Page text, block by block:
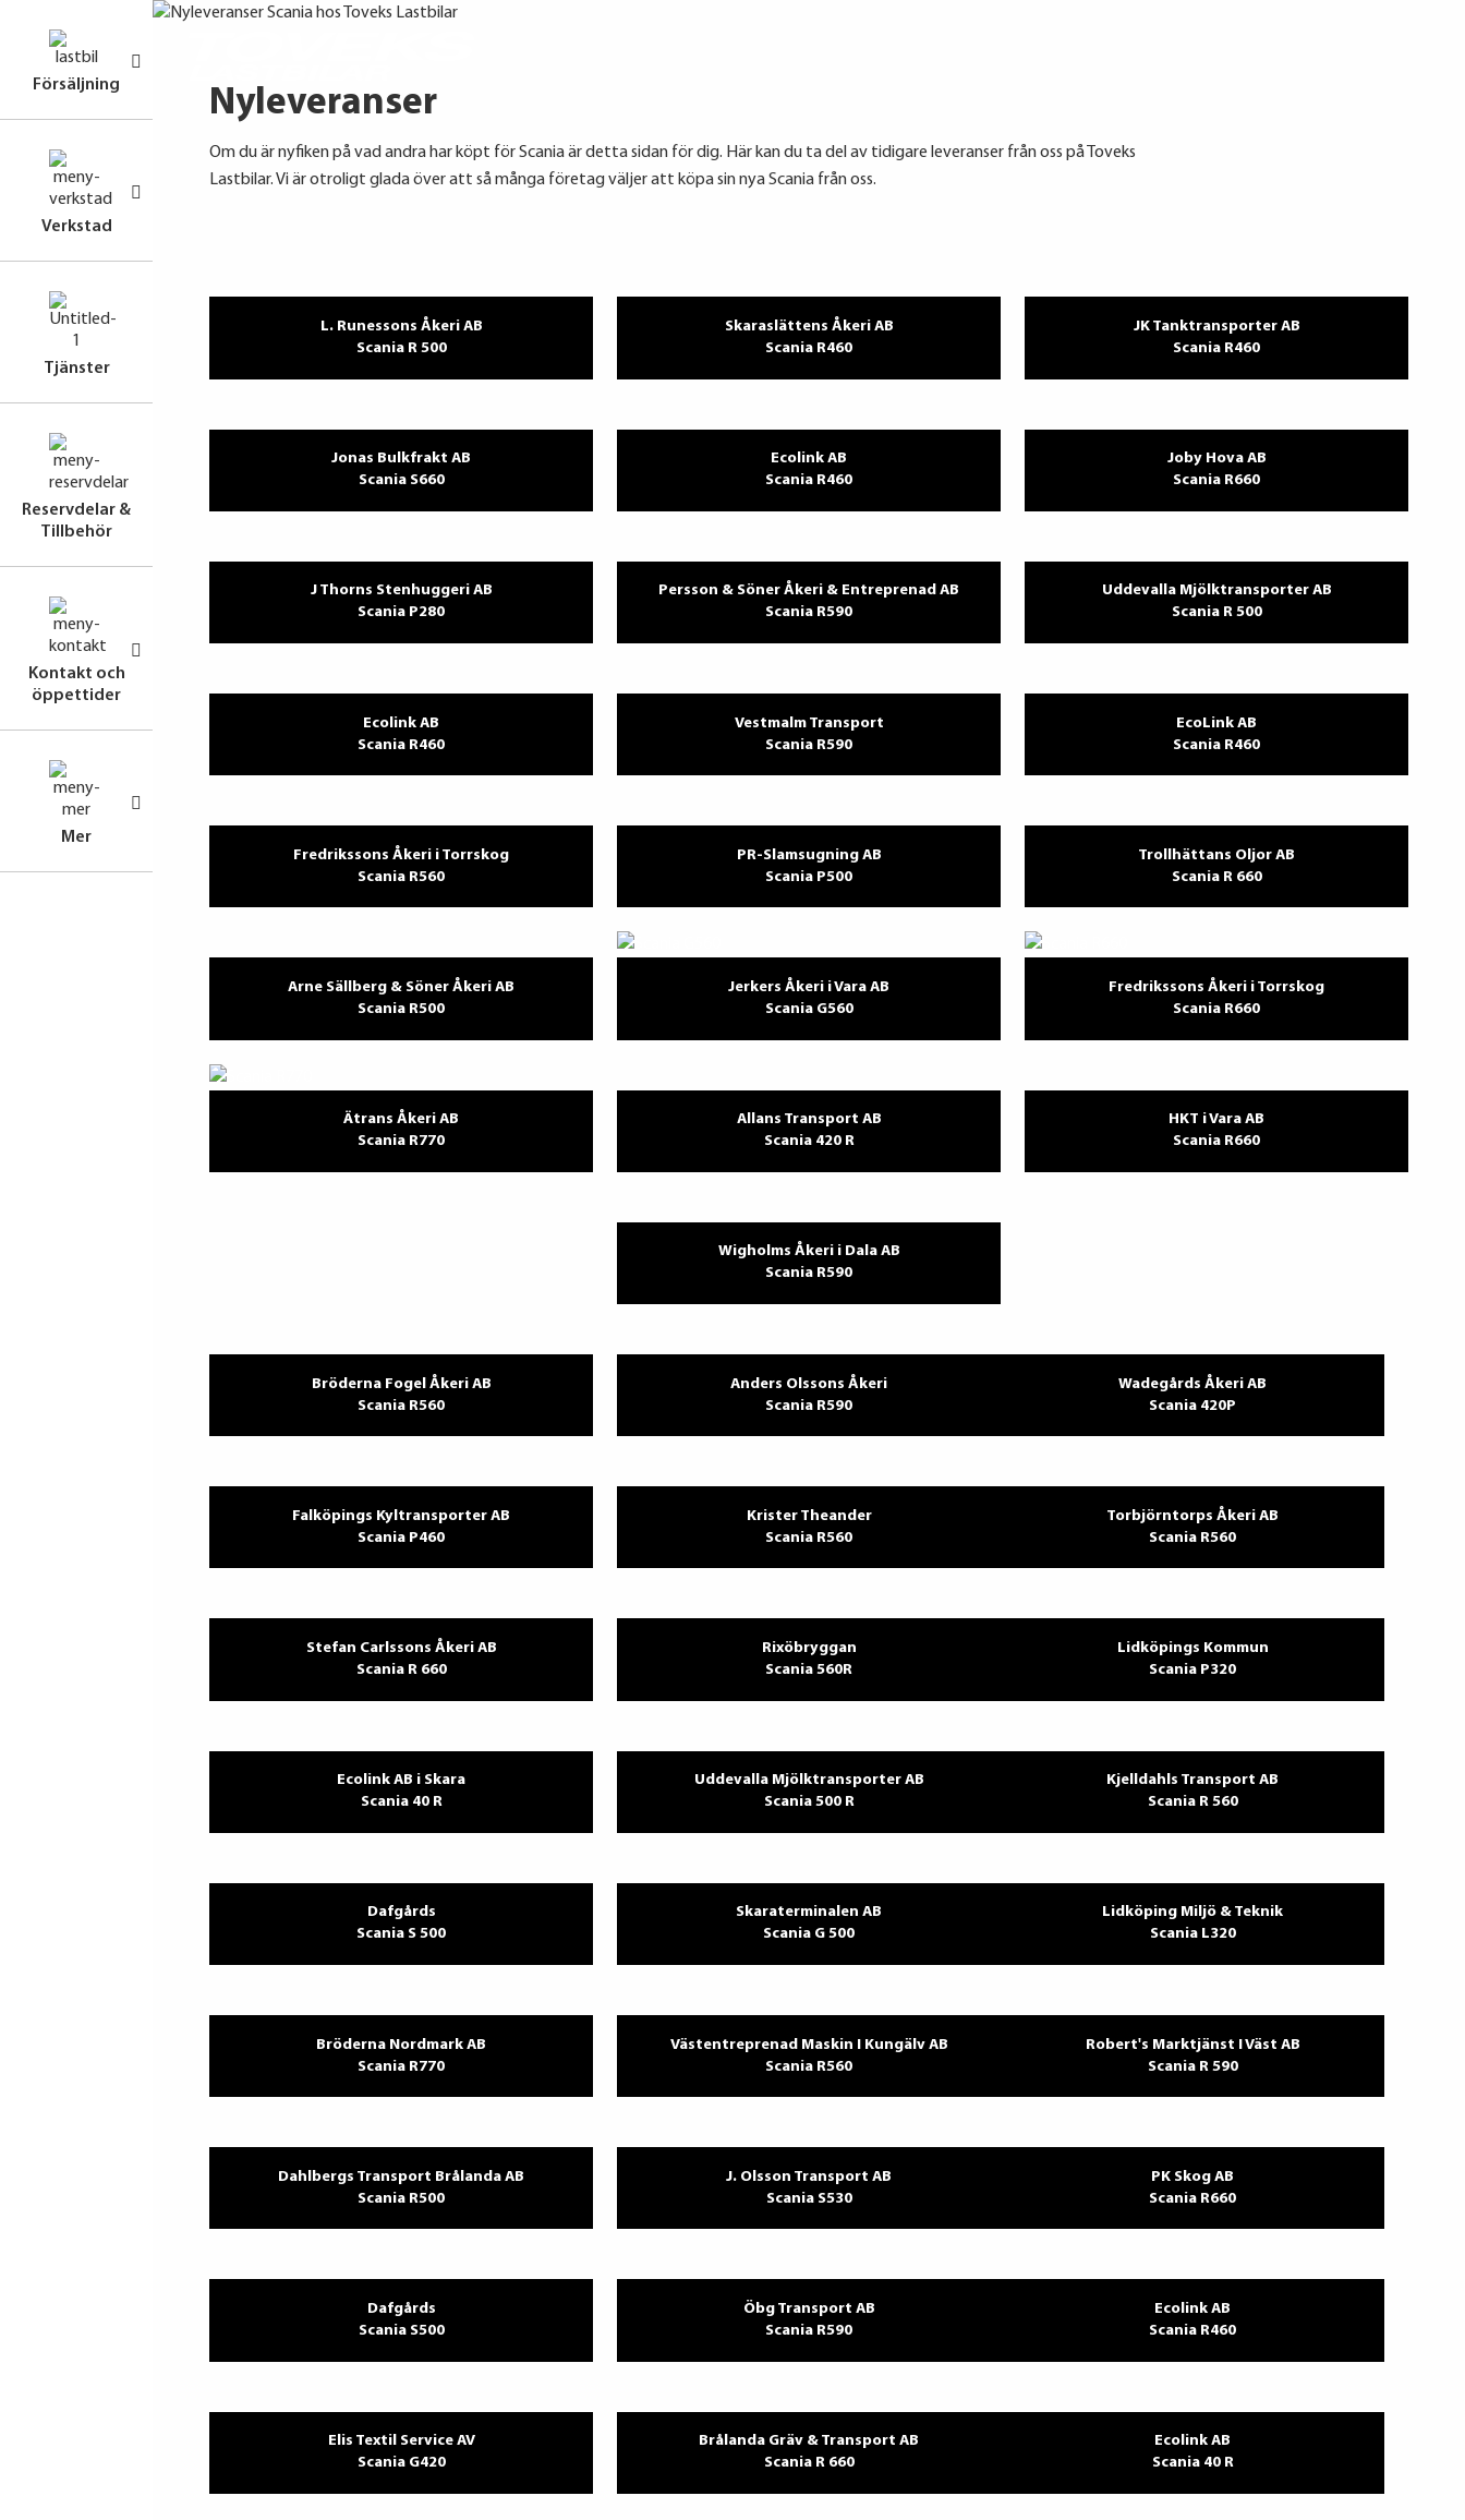
Försäljning
Verkstad
Tjänster
Reservdelar &
Tillbehör
Kontakt och
öppettider
Mer
Nyleveranser
Om du är nyfiken på vad andra har köpt för Scania är detta sidan för dig. Här kan du ta del av tidigare leveranser från oss på Toveks
Lastbilar. Vi är otroligt glada över att så många företag väljer att köpa sin nya Scania från oss.
L. Runessons Åkeri AB
Scania R 500
Skaraslättens Åkeri AB
Scania R460
JK Tanktransporter AB
Scania R460
Jonas Bulkfrakt AB
Scania S660
Ecolink AB
Scania R460
Joby Hova AB
Scania R660
J Thorns Stenhuggeri AB
Scania P280
Persson & Söner Åkeri & Entreprenad AB
Scania R590
Uddevalla Mjölktransporter AB
Scania R 500
Ecolink AB
Scania R460
Vestmalm Transport
Scania R590
EcoLink AB
Scania R460
Fredrikssons Åkeri i Torrskog
Scania R560
PR-Slamsugning AB
Scania P500
Trollhättans Oljor AB
Scania R 660
Arne Sällberg & Söner Åkeri AB
Scania R500
Jerkers Åkeri i Vara AB
Scania G560
Fredrikssons Åkeri i Torrskog
Scania R660
Ätrans Åkeri AB
Scania R770
Allans Transport AB
Scania 420 R
HKT i Vara AB
Scania R660
Wigholms Åkeri i Dala AB
Scania R590
Bröderna Fogel Åkeri AB
Scania R560
Anders Olssons Åkeri
Scania R590
Wadegårds Åkeri AB
Scania 420P
Falköpings Kyltransporter AB
Scania P460
Krister Theander
Scania R560
Torbjörntorps Åkeri AB
Scania R560
Stefan Carlssons Åkeri AB
Scania R 660
Rixöbryggan
Scania 560R
Lidköpings Kommun
Scania P320
Ecolink AB i Skara
Scania 40 R
Uddevalla Mjölktransporter AB
Scania 500 R
Kjelldahls Transport AB
Scania R 560
Dafgårds
Scania S 500
Skaraterminalen AB
Scania G 500
Lidköping Miljö & Teknik
Scania L320
Bröderna Nordmark AB
Scania R770
Västentreprenad Maskin I Kungälv AB
Scania R560
Robert's Marktjänst I Väst AB
Scania R 590
Dahlbergs Transport Brålanda AB
Scania R500
J. Olsson Transport AB
Scania S530
PK Skog AB
Scania R660
Dafgårds
Scania S500
Öbg Transport AB
Scania R590
Ecolink AB
Scania R460
Elis Textil Service AV
Scania G420
Brålanda Gräv & Transport AB
Scania R 660
Ecolink AB
Scania 40 R